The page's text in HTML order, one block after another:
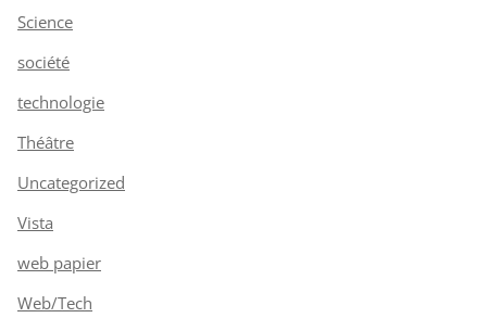
Science
société
technologie
Théâtre
Uncategorized
Vista
web papier
Web/Tech